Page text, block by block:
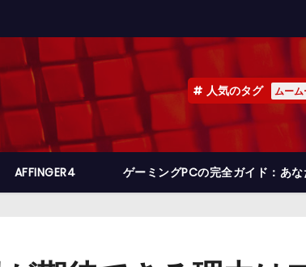
人気のタグ ムー
AFFINGER4 ゲーミングPCの完全ガイド：あ